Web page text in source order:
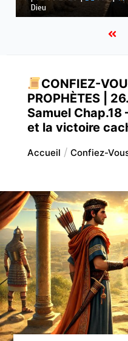
ses voies
CONFIEZ-
PROPHÈTES |
Samuel Chap.18
et la victoire
Accueil Confiez-